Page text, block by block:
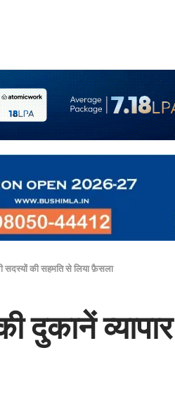
सदस्यों की सहमति से लिया फ़ैसला
दुकानें